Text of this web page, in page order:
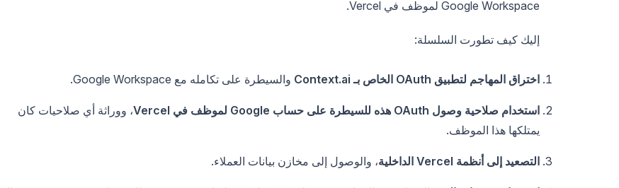
Google Workspace لموظف في Vercel.
إليك كيف تطورت السلسلة:
اختراق المهاجم لتطبيق OAuth الخاص بـ Context.ai والسيطرة على تكامله مع Google Workspace.
استخدام صلاحية وصول OAuth هذه للسيطرة على حساب Google لموظف في Vercel
، ووراثة أي صلاحيات كان
يمتلكها هذا الموظف.
التصعيد إلى أنظمة Vercel الداخلية ، والوصول إلى مخازن بيانات العملاء.